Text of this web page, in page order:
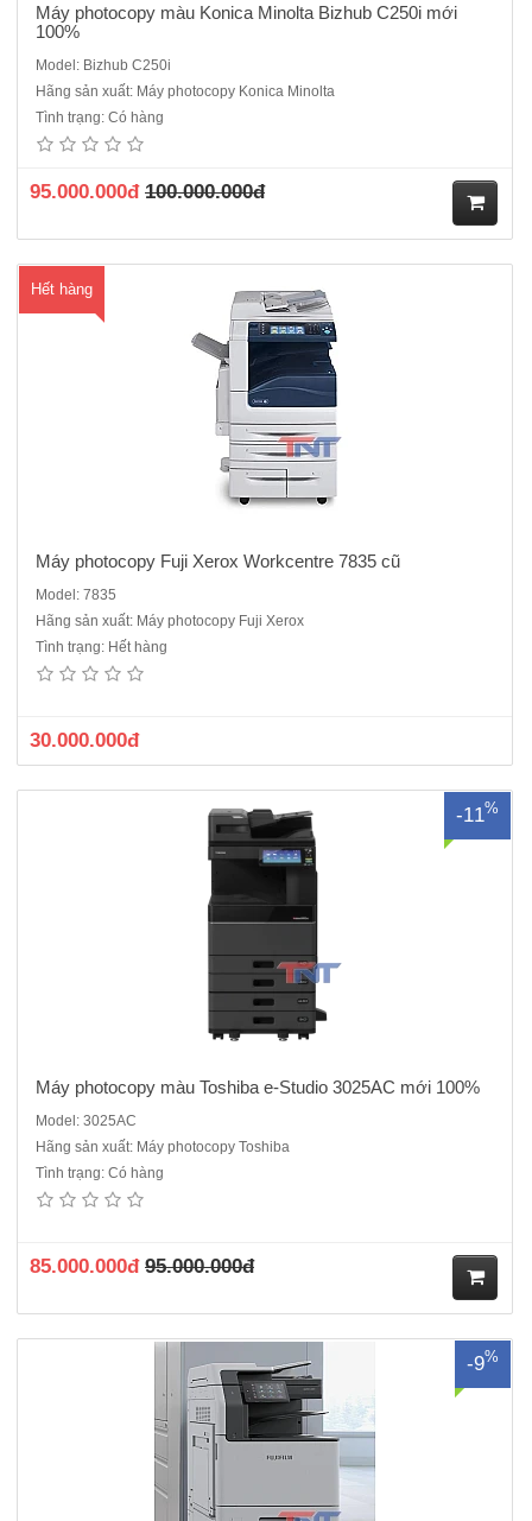
Máy photocopy màu Konica Minolta Bizhub C250i mới
100%
Model: Bizhub C250i
Hãng sản xuất: Máy photocopy Konica Minolta
Tình trạng: Có hàng
95.000.000đ 100.000.000đ
Hết hàng
Email, Print, Scan qua cổng mạngTốc độ Copy/Print: 35trang
/phútThời gian chụp bản đầu tiên: Màu ~13-7s /Đen trắng: ~11-
phân..
Máy photocopy Fuji Xerox Workcentre 7835 cũ
Model: 7835
Hãng sản xuất: Máy photocopy Fuji Xerox
Tình trạng: Hết hàng
30.000.000đ
-11%
Máy photocopy màu Toshiba e-STUDIO 3025AC mới 100%Tốc độ in
và sao chụp màu: 30 bản/ phútThời gian khởi động máy: 12 giâyKhổ
giấy và định lượng:Khay giấy: A5-A3, 60-163 gsmKhay tay: A5- A3, 60-
Máy photocopy màu Toshiba e-Studio 3025AC mới 100%
Model: 3025AC
Hãng sản xuất: Máy photocopy Toshiba
Tình trạng: Có hàng
85.000.000đ 95.000.000đ
ua
-9%
Máy Photocopy Màu FujiFilm Apeos C2061 mới 100%Chức năng
chuẩn: Copy/In màu/ Scan mạng màu - DADF – DuplexThông số kỹ